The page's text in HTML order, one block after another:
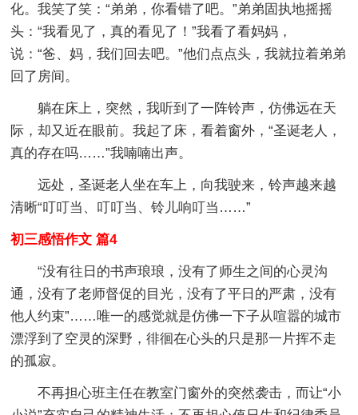
化。我笑了笑：“弟弟，你看错了吧。”弟弟固执地摇摇
头：“我看见了，真的看见了！”我看了看妈妈，
说：“爸、妈，我们回去吧。”他们点点头，我就拉着弟弟
回了房间。
躺在床上，突然，我听到了一阵铃声，仿佛远在天
际，却又近在眼前。我起了床，看着窗外，“圣诞老人，
真的存在吗……”我喃喃出声。
远处，圣诞老人坐在车上，向我驶来，铃声越来越
清晰“叮叮当、叮叮当、铃儿响叮当……”
初三感悟作文 篇4
“没有往日的书声琅琅，没有了师生之间的心灵沟
通，没有了老师督促的目光，没有了平日的严肃，没有
他人约束”……唯一的感觉就是仿佛一下子从喧嚣的城市
漂浮到了空灵的深野，徘徊在心头的只是那一片挥不走
的孤寂。
不再担心班主任在教室门窗外的突然袭击，而让“小